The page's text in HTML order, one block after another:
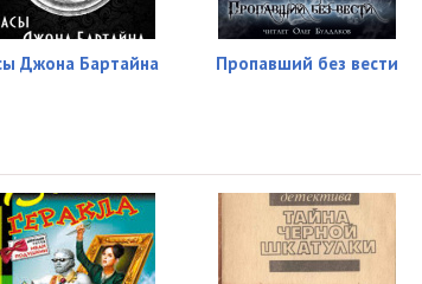
Джона Бартайна Пропавший без вести